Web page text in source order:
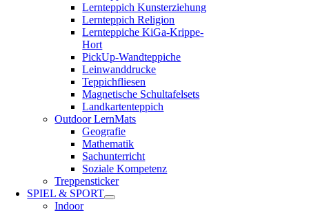
Lernteppich Kunsterziehung
Lernteppich Religion
Lernteppiche KiGa-Krippe-
Hort
PickUp-Wandteppiche
Leinwanddrucke
Teppichfliesen
Magnetische Schultafelsets
Landkartenteppich
Outdoor LernMats
Geografie
Mathematik
Sachunterricht
Soziale Kompetenz
Treppensticker
SPIEL & SPORT
Indoor